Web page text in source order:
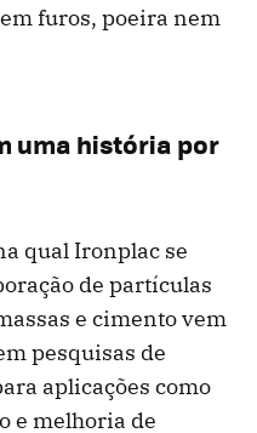
furos, poeira nem
uma história por
qual Ironplac se
de partículas
e cimento vem
pesquisas de
aplicações como
e melhoria de